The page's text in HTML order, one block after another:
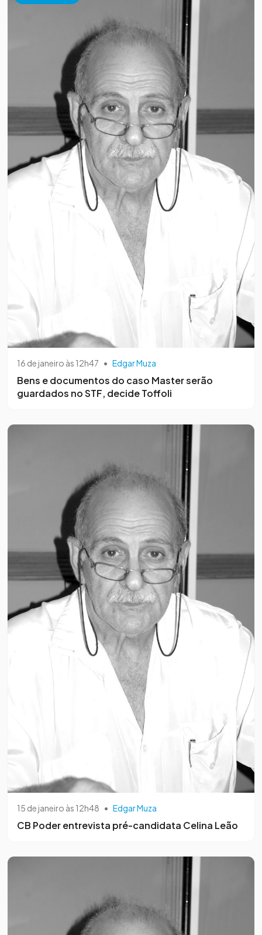
16 de janeiro às 12h47 • Edgar Muza
Bens e documentos do caso Master serão
guardados no STF, decide Toffoli
15 de janeiro às 12h48 • Edgar Muza
CB Poder entrevista pré-candidata Celina Leão